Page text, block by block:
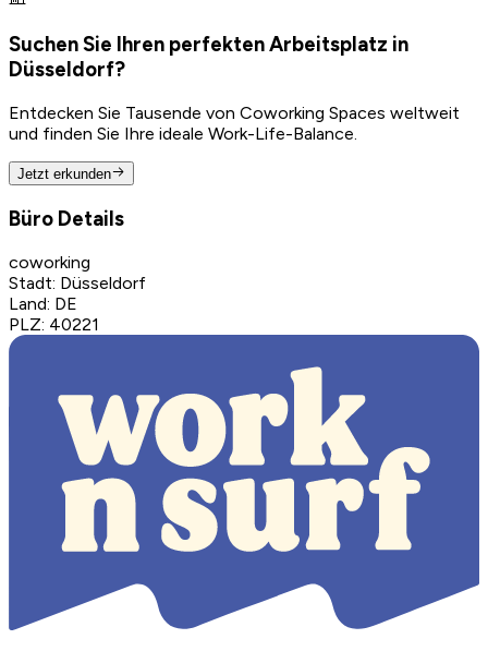
Suchen Sie Ihren perfekten Arbeitsplatz in
Düsseldorf?
Entdecken Sie Tausende von Coworking Spaces weltweit
und finden Sie Ihre ideale Work-Life-Balance.
Jetzt erkunden
Büro Details
coworking
Stadt: Düsseldorf
Land: DE
PLZ: 40221